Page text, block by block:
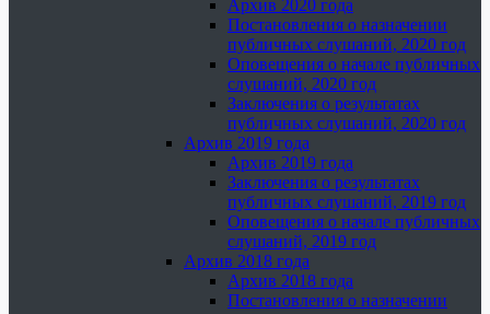
Архив 2020 года
Постановления о назначении
публичных слушаний, 2020 год
Оповещения о начале публичных
слушаний, 2020 год
Заключения о результатах
публичных слушаний, 2020 год
Архив 2019 года
Архив 2019 года
Заключения о результатах
публичных слушаний, 2019 год
Оповещения о начале публичных
слушаний, 2019 год
Архив 2018 года
Архив 2018 года
Постановления о назначении